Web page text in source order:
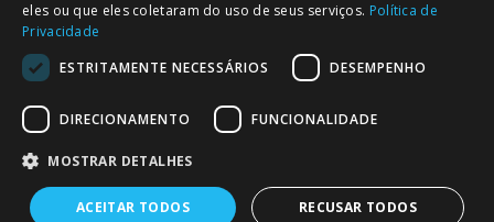
NOTÍCIAS/COMUNICADOS
Notícias
Comunicados
© 2026 Associação Futebol Popular Barcelos
eles ou que eles coletaram do uso de seus serviços. Política de
Privacidade
ESTRITAMENTE NECESSÁRIOS
DESEMPENHO
DIRECIONAMENTO FUNCIONALIDADE
MOSTRAR DETALHES
ACEITAR TODOS RECUSAR TODOS